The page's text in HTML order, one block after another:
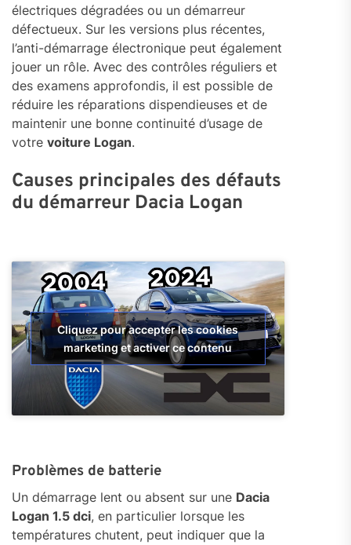
électriques dégradées ou un démarreur
défectueux. Sur les versions plus récentes,
l’anti-démarrage électronique peut également
jouer un rôle. Avec des contrôles réguliers et
des examens approfondis, il est possible de
réduire les réparations dispendieuses et de
maintenir une bonne continuité d’usage de
votre voiture Logan.
Causes principales des défauts
du démarreur Dacia Logan
Cliquez pour accepter les cookies
marketing et activer ce contenu
Problèmes de batterie
Un démarrage lent ou absent sur une Dacia
Logan 1.5 dci, en particulier lorsque les
températures chutent, peut indiquer que la